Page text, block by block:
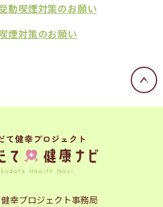
動喫煙対策のお願い
煙対策のお願い
幸プロジェクト事務局